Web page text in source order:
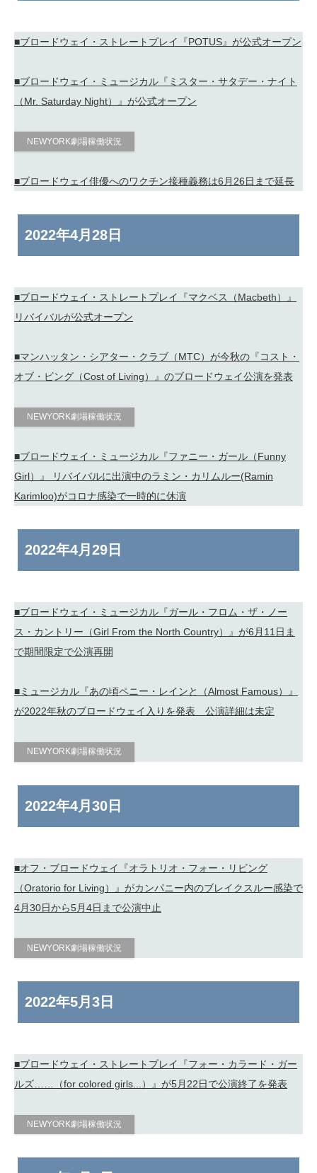
■ブロードウェイ・ストレートプレイ『POTUS』が公式オープン
■ブロードウェイ・ミュージカル『ミスター・サタデー・ナイト
（Mr. Saturday Night）』が公式オープン
NEWYORK劇場稼働状況
■ブロードウェイ俳優へのワクチン接種義務は6月26日まで延長
2022年4月28日
■ブロードウェイ・ストレートプレイ『マクベス（Macbeth）』
リバイバルが公式オープン
■マンハッタン・シアター・クラブ（MTC）が今秋の『コスト・
オブ・ビング（Cost of Living）』のブロードウェイ公演を発表
NEWYORK劇場稼働状況
■ブロードウェイ・ミュージカル『ファニー・ガール（Funny
Girl）』 リバイバルに出演中のラミン・カリムルー(Ramin
Karimloo)がコロナ感染で一時的に休演
2022年4月29日
■ブロードウェイ・ミュージカル『ガール・フロム・ザ・ノー
ス・カントリー（Girl From the North Country）』が6月11日ま
で期間限定で公演再開
■ミュージカル『あの頃ペニー・レインと（Almost Famous）』
が2022年秋のブロードウェイ入りを発表 公演詳細は未定
NEWYORK劇場稼働状況
2022年4月30日
■オフ・ブロードウェイ『オラトリオ・フォー・リビング
（Oratorio for Living）』がカンパニー内のブレイクスルー感染で
4月30日から5月4日まで公演中止
NEWYORK劇場稼働状況
2022年5月3日
■ブロードウェイ・ストレートプレイ『フォー・カラード・ガー
ルズ……（for colored girls...）』が5月22日で公演終了を発表
NEWYORK劇場稼働状況